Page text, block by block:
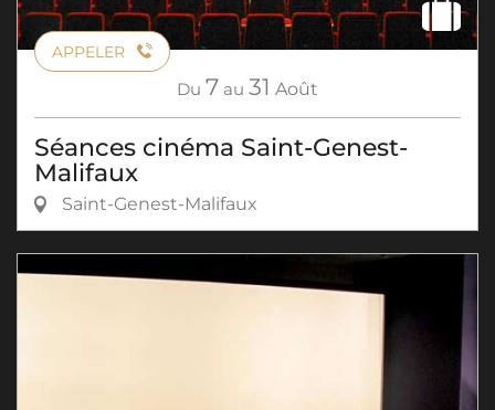
APPELER
Du 7 au 31 Août
Séances cinéma Saint-Genest-
Malifaux
Saint-Genest-Malifaux